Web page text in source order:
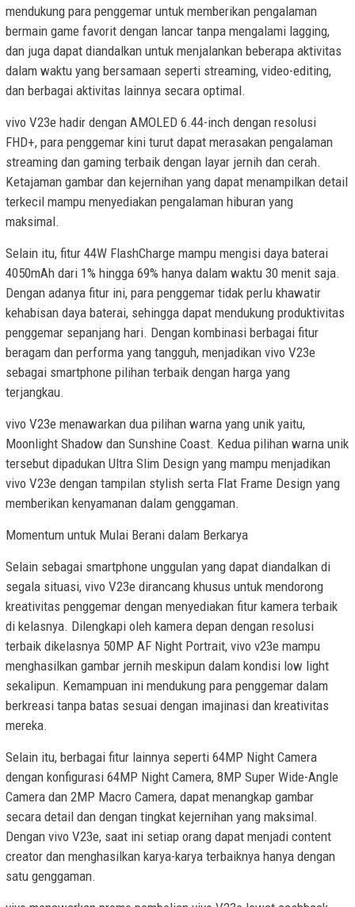
mendukung para penggemar untuk memberikan pengalaman
bermain game favorit dengan lancar tanpa mengalami lagging,
dan juga dapat diandalkan untuk menjalankan beberapa aktivitas
dalam waktu yang bersamaan seperti streaming, video-editing,
dan berbagai aktivitas lainnya secara optimal.
vivo V23e hadir dengan AMOLED 6.44-inch dengan resolusi
FHD+, para penggemar kini turut dapat merasakan pengalaman
streaming dan gaming terbaik dengan layar jernih dan cerah.
Ketajaman gambar dan kejernihan yang dapat menampilkan detail
terkecil mampu menyediakan pengalaman hiburan yang
maksimal.
Selain itu, fitur 44W FlashCharge mampu mengisi daya baterai
4050mAh dari 1% hingga 69% hanya dalam waktu 30 menit saja.
Dengan adanya fitur ini, para penggemar tidak perlu khawatir
kehabisan daya baterai, sehingga dapat mendukung produktivitas
penggemar sepanjang hari. Dengan kombinasi berbagai fitur
beragam dan performa yang tangguh, menjadikan vivo V23e
sebagai smartphone pilihan terbaik dengan harga yang
terjangkau.
vivo V23e menawarkan dua pilihan warna yang unik yaitu,
Moonlight Shadow dan Sunshine Coast. Kedua pilihan warna unik
tersebut dipadukan Ultra Slim Design yang mampu menjadikan
vivo V23e dengan tampilan stylish serta Flat Frame Design yang
memberikan kenyamanan dalam genggaman.
Momentum untuk Mulai Berani dalam Berkarya
Selain sebagai smartphone unggulan yang dapat diandalkan di
segala situasi, vivo V23e dirancang khusus untuk mendorong
kreativitas penggemar dengan menyediakan fitur kamera terbaik
di kelasnya. Dilengkapi oleh kamera depan dengan resolusi
terbaik dikelasnya 50MP AF Night Portrait, vivo v23e mampu
menghasilkan gambar jernih meskipun dalam kondisi low light
sekalipun. Kemampuan ini mendukung para penggemar dalam
berkreasi tanpa batas sesuai dengan imajinasi dan kreativitas
mereka.
Selain itu, berbagai fitur lainnya seperti 64MP Night Camera
dengan konfigurasi 64MP Night Camera, 8MP Super Wide-Angle
Camera dan 2MP Macro Camera, dapat menangkap gambar
secara detail dan dengan tingkat kejernihan yang maksimal.
Dengan vivo V23e, saat ini setiap orang dapat menjadi content
creator dan menghasilkan karya-karya terbaiknya hanya dengan
satu genggaman.